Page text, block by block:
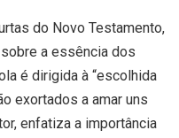
do Novo Testamento,
a essência dos
é dirigida à “escolhida
exortados a amar uns
enfatiza a importância